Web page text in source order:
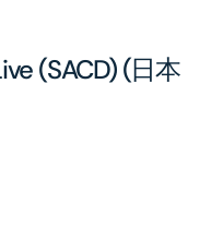
(SACD) (日本